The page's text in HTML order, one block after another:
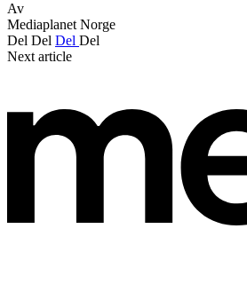
Av
Mediaplanet Norge
Del Del Del Del
Next article